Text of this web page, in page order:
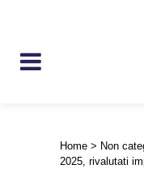
Home > Non
2025, rivalutati